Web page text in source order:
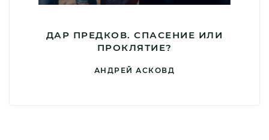
ДАР ПРЕДКОВ. СПАСЕНИЕ ИЛИ
ПРОКЛЯТИЕ?
АНДРЕЙ АСКОВД